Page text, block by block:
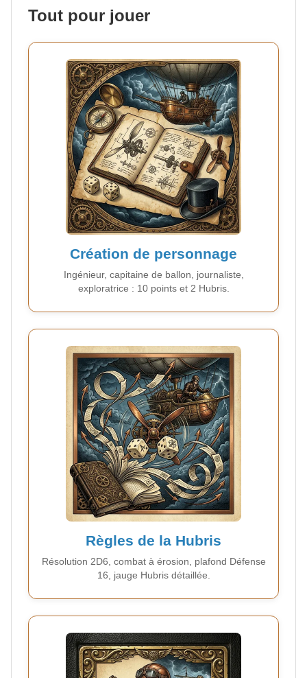
Tout pour jouer
Création de personnage
Ingénieur, capitaine de ballon, journaliste,
exploratrice : 10 points et 2 Hubris.
Règles de la Hubris
Résolution 2D6, combat à érosion, plafond Défense
16, jauge Hubris détaillée.